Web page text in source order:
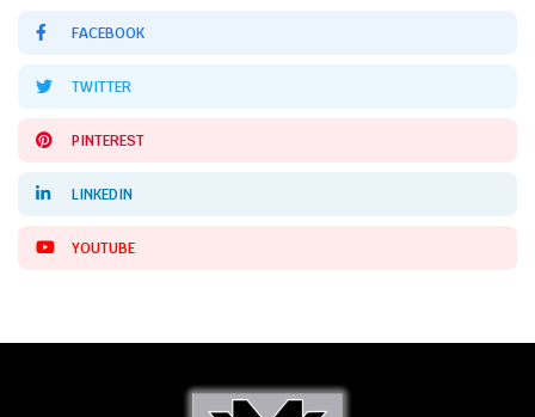
FACEBOOK
TWITTER
PINTEREST
LINKEDIN
YOUTUBE